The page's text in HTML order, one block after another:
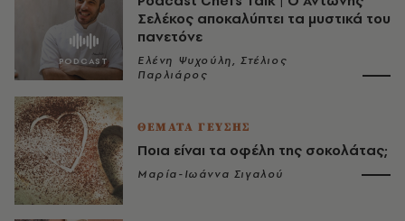
Σελέκος αποκαλύπτει τα μυστικά του
πανετόνε
Ελένη Ψυχούλη, Στέλιος
Παρλιάρος
ΘΕΜΑΤΑ ΓΕΥΣΗΣ
Ποια είναι τα οφέλη της σοκολάτας;
Μαρία-Ιωάννα Σιγαλού